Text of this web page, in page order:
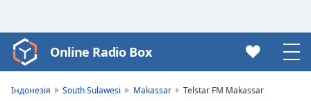
Video
Player
Online Radio Box
Індонезія South Sulawesi Makassar Telstar FM Makassar